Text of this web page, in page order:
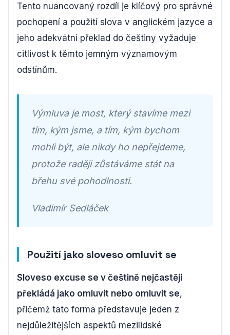
Tento nuancovaný rozdíl je klíčový pro správné
pochopení a použití slova v anglickém jazyce a
jeho adekvátní překlad do češtiny vyžaduje
citlivost k těmto jemným významovým
odstínům.
Výmluva je most, který stavíme mezi
tím, kým jsme, a tím, kým bychom
mohli být, ale nikdy ho nepřejdeme,
protože raději zůstáváme stát na
břehu své pohodlnosti.
Vladimír Sedláček
Použití jako sloveso omluvit se
Sloveso excuse se v češtině nejčastěji
překládá jako omluvit nebo omluvit se,
přičemž tato forma představuje jeden z
nejdůležitějších aspektů mezilidské